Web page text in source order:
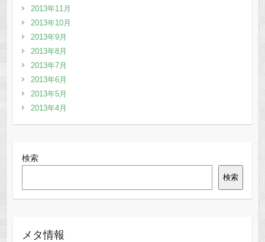
2013年11月
2013年10月
2013年9月
2013年8月
2013年7月
2013年6月
2013年5月
2013年4月
検索
検索
メタ情報